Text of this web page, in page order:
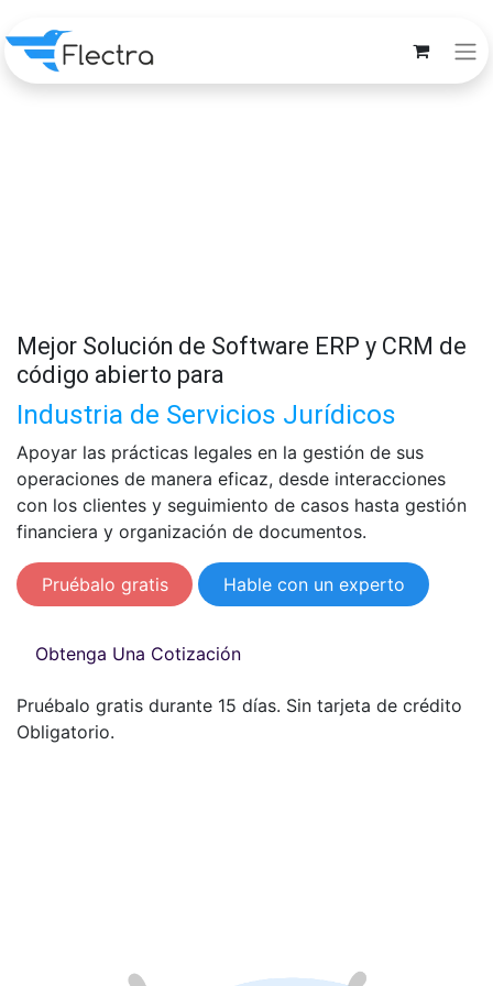
Mejor Solución de Software ERP y CRM de
código abierto para
Industria de Servicios Jurídicos
Apoyar las prácticas legales en la gestión de sus
operaciones de manera eficaz, desde interacciones
con los clientes y seguimiento de casos hasta gestión
financiera y organización de documentos.
Pruébalo gratis Hable con un experto
Obtenga Una Cotización
Pruébalo gratis durante 15 días. Sin tarjeta de crédito
Obligatorio.